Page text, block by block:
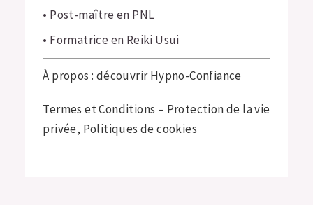
ressources ou habiletés de personnes qui ne
sont ni en détresse, ni en souffrance, et qui
expriment des besoins particuliers en
matière de réalisations personnelles ou
En tant que coach par l’hypnose et hypnologue,
• Post-maître en PNL
• Formatrice en Reiki Usui
À propos : découvrir Hypno-Confiance
Termes et Conditions – Protection de la vie
privée, Politiques de cookies